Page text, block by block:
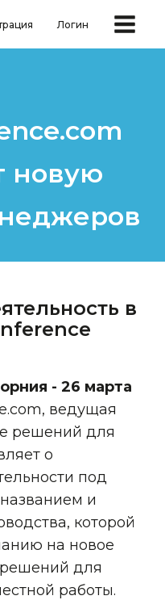
Логин
новую
в
- 26 марта
ведущая
решений для
о
под
и
которой
на новое
для
работы.